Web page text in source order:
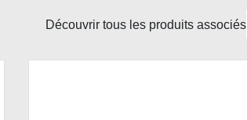
Découvrir tous les produits associés